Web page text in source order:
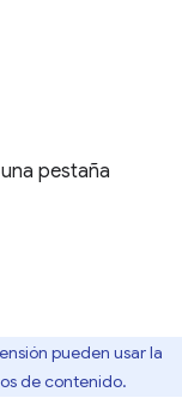
pestaña
pueden usar la
de contenido.